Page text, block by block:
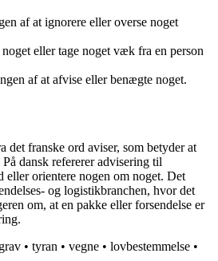
af at ignorere eller overse noget
eller tage noget væk fra en person
af at afvise eller benægte noget.
det franske ord aviser, som betyder at
dansk refererer advisering til
eller orientere nogen om noget. Det
og logistikbranchen, hvor det
om, at en pakke eller forsendelse er
• tyran • vegne • lovbestemmelse •